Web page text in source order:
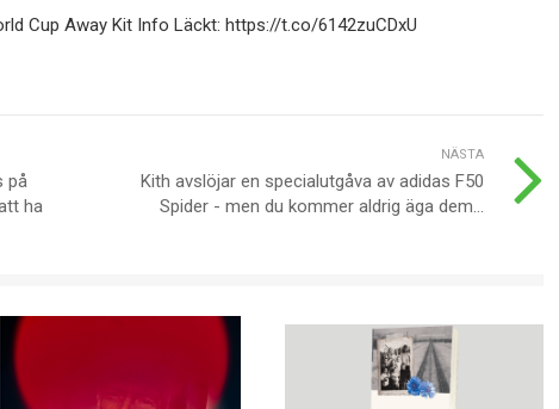
Cup Away Kit Info Läckt: https://t.co/6142zuCDxU
på
ha
NÄSTA
Kith avslöjar en specialutgåva av adidas F50
Spider - men du kommer aldrig äga dem...